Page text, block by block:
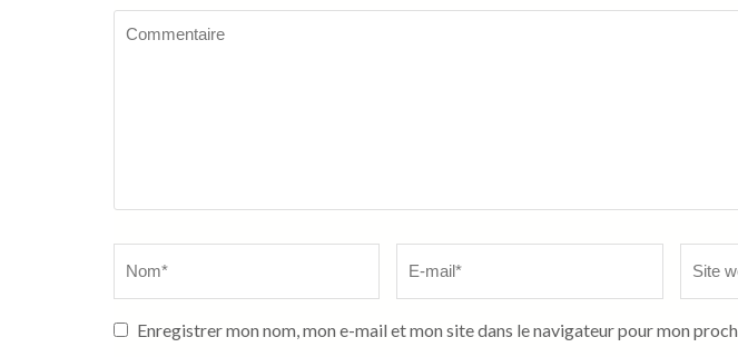
web
Enregistrer mon nom, mon e-mail et mon site dans le navigateur pour mon